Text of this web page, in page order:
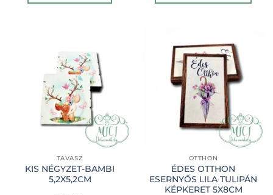
több
variációja
van.
A
változatok
a
termékoldalon
választhatók
TAVASZ
KIS NÉGYZET-BAMBI
5,2X5,2CM
OTTHON
ÉDES OTTHON
ESERNYŐS LILA TULIPÁN
KÉPKERET 5X8CM